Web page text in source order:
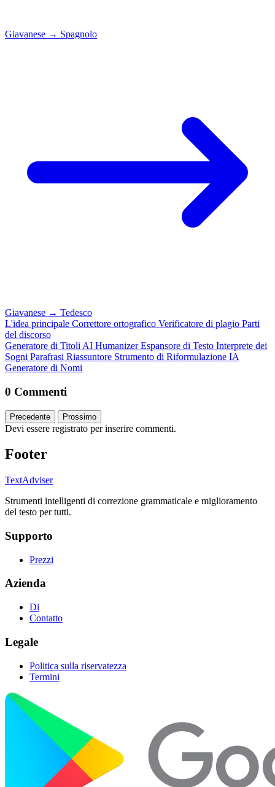
Giavanese → Spagnolo
Giavanese → Tedesco
L'idea principale Correttore ortografico Verificatore di plagio Parti
del discorso
Generatore di Titoli AI HumanizerEspansore di Testo Interprete dei
Sogni Parafrasi Riassuntore Strumento di Riformulazione IA
Generatore di Nomi
0 Commenti
Precedente Prossimo
Devi essere registrato per inserire commenti.
Footer
TextAdviser
Strumenti intelligenti di correzione grammaticale e miglioramento
del testo per tutti.
Supporto
Prezzi
Azienda
Di
Contatto
Legale
Politica sulla riservatezza
Termini